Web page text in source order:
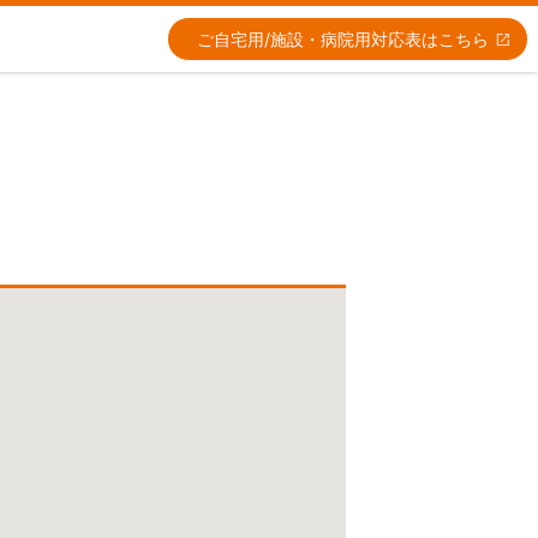
ご自宅用/施設・病院用対応表はこちら